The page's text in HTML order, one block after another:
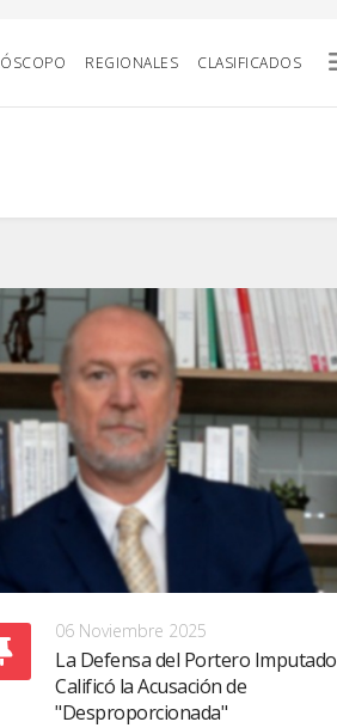
REGIONALES CLASIFICADOS
06 Noviembre 2025
La Defensa del Portero Imputado
Calificó la Acusación de
"Desproporcionada"